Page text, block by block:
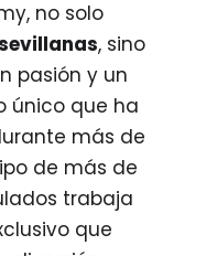
no solo
, sino
pasión y un
único que ha
más de
de más de
trabaja
que